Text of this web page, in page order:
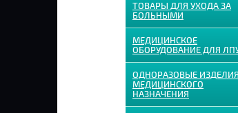
ТОВАРЫ ДЛЯ УХОДА ЗА
БОЛЬНЫМИ
МЕДИЦИНСКОЕ
ОБОРУДОВАНИЕ ДЛЯ
ОДНОРАЗОВЫЕ ИЗДЕЛИЯ
МЕДИЦИНСКОГО
НАЗНАЧЕНИЯ